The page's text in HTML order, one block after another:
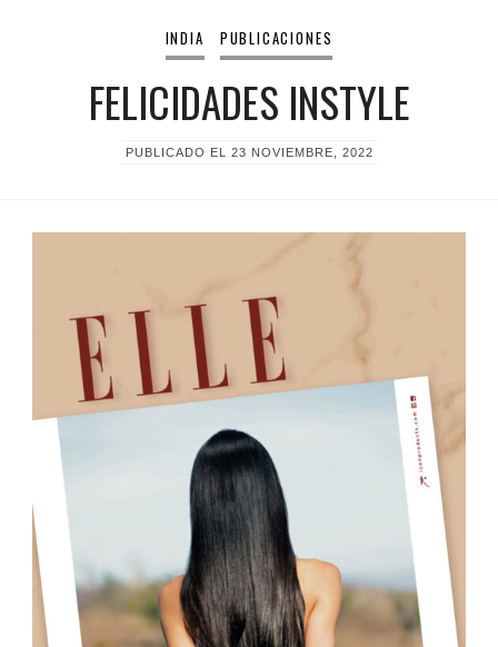
INDIA PUBLICACIONES
FELICIDADES INSTYLE
PUBLICADO EL 23 NOVIEMBRE, 2022